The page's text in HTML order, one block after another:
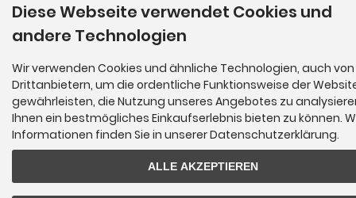
Nagelzange, Podologie, Pediküre, Fußpflegegeräte, Nagelfräser © 2026
Diese Webseite verwendet Cookies und
andere Technologien
Wir verwenden Cookies und ähnliche Technologien, auch von
Drittanbietern, um die ordentliche Funktionsweise der
gewährleisten, die Nutzung unseres Angebotes zu
Ihnen ein bestmögliches Einkaufserlebnis bieten zu können.
Informationen finden Sie in unserer Datenschutzerklärung.
ALLE AKZEPTIEREN